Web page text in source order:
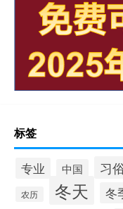
标签
专业 中国 习
农历 冬天 冬